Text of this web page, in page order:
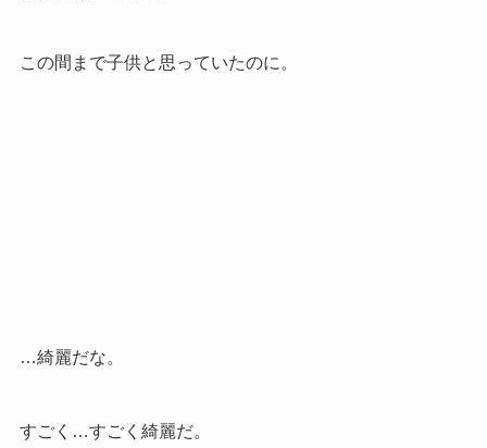
この間まで子供と思っていたのに。
…綺麗だな。
すごく…すごく綺麗だ。